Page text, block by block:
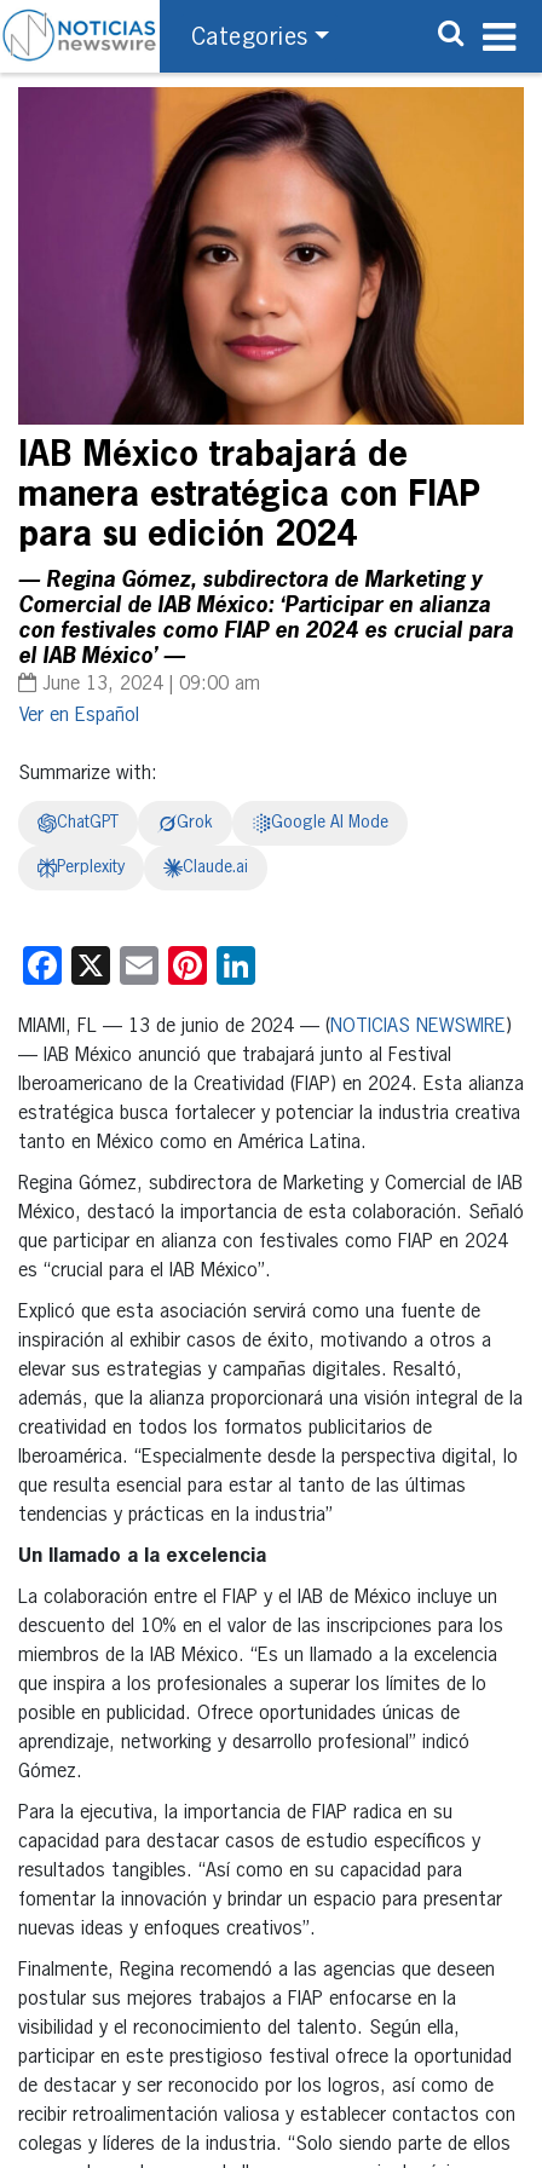
Categories
IAB México trabajará de
manera estratégica con FIAP
para su edición 2024
— Regina Gómez, subdirectora de Marketing y
Comercial de IAB México: ‘Participar en alianza
con festivales como FIAP en 2024 es crucial para
el IAB México’ —
June 13, 2024 | 09:00 am
Español
Summarize with:
ChatGPT Grok Google AI Mode
Perplexity Claude.ai
Facebook
X EmailPinterest
MIAMI, FL — 13 de junio de 2024 — (NOTICIAS NEWSWIRE)
— IAB México anunció que trabajará junto al Festival
Iberoamericano de la Creatividad (FIAP) en 2024. Esta alianza
estratégica busca fortalecer y potenciar la industria creativa
tanto en México como en América Latina.
Regina Gómez, subdirectora de Marketing y Comercial de IAB
México, destacó la importancia de esta colaboración. Señaló
que participar en alianza con festivales como FIAP en 2024
es “crucial para el IAB México”.
Explicó que esta asociación servirá como una fuente de
inspiración al exhibir casos de éxito, motivando a otros a
elevar sus estrategias y campañas digitales. Resaltó,
además, que la alianza proporcionará una visión integral de la
creatividad en todos los formatos publicitarios de
Iberoamérica. “Especialmente desde la perspectiva digital, lo
que resulta esencial para estar al tanto de las últimas
tendencias y prácticas en la industria”
Un llamado a la excelencia
La colaboración entre el FIAP y el IAB de México incluye un
descuento del 10% en el valor de las inscripciones para los
miembros de la IAB México. “Es un llamado a la excelencia
que inspira a los profesionales a superar los límites de lo
posible en publicidad. Ofrece oportunidades únicas de
aprendizaje, networking y desarrollo profesional” indicó
Gómez.
Para la ejecutiva, la importancia de FIAP radica en su
capacidad para destacar casos de estudio específicos y
resultados tangibles. “Así como en su capacidad para
fomentar la innovación y brindar un espacio para presentar
nuevas ideas y enfoques creativos”.
Finalmente, Regina recomendó a las agencias que deseen
postular sus mejores trabajos a FIAP enfocarse en la
visibilidad y el reconocimiento del talento. Según ella,
participar en este prestigioso festival ofrece la oportunidad
de destacar y ser reconocido por los logros, así como de
recibir retroalimentación valiosa y establecer contactos con
colegas y líderes de la industria. “Solo siendo parte de ellos